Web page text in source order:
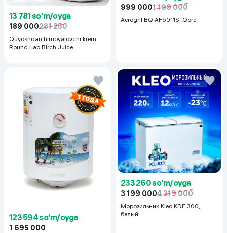
13 781 so'm/oyga
189 000281 250
Quyoshdan himoyalovchi krem
Round Lab Birch Juice
999 0001 199 000
Aerogril BQ AF5011S, Qora
123 594 so'm/oyga
1 695 000
233 260 so'm/oyga
3 199 0004 219 000
Морозильник Kleo KDF 300,
белый